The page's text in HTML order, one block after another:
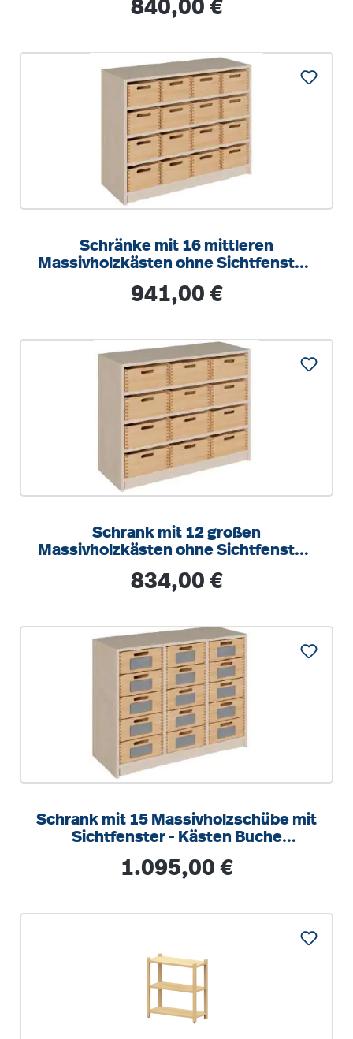
840,00 €
Schränke mit 16 mittleren
Massivholzkästen ohne Sichtfenster,
Regulärer Preis:
941,00 €
Schrank mit 12 großen
Massivholzkästen ohne Sichtfenster,
Regulärer Preis:
834,00 €
Schrank mit 15 Massivholzschübe mit
Sichtfenster - Kästen Buche
Regulärer Preis:
1.095,00 €